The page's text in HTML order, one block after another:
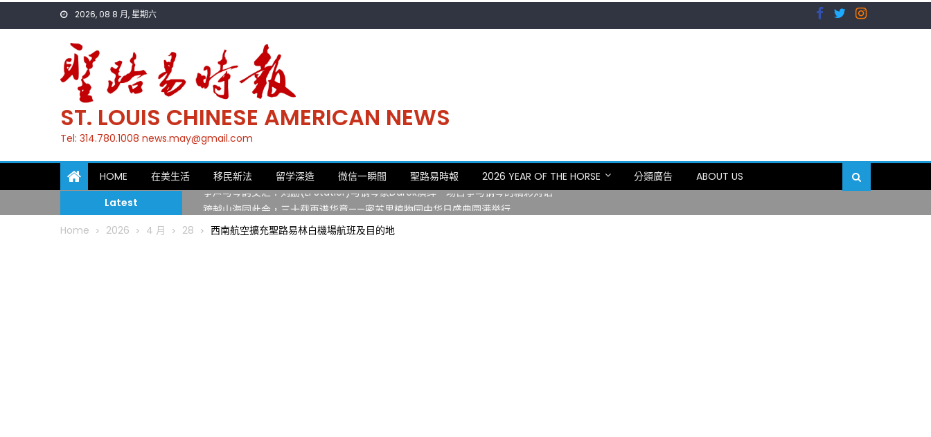
2026, 08 8 月, 星期六
ST. LOUIS CHINESE AMERICAN NEWS
Tel: 314.780.1008 news.may@gmail.com
HOME 在美生活 移民新法 留学深造 微信一瞬間 聖路易時報 2026 YEAR OF THE HORSE 分類廣告
ABOUT US
Latest
一晃三十年，初夏又相逢。中华日，等你来赴约 —— 密苏里植物园“中华日三十周年特别报道（五）
筝声与琴韵交汇：刘励(Li Statler)与钢琴家Darek演绎一场古筝与钢琴的精彩对话
跨越山海同此会，三十载再谱华章——密苏里植物园中华日盛典圆满举行
三十二载跨越时空的相逢
Home 2026 4 月 28 西南航空擴充聖路易林白機場航班及目的地